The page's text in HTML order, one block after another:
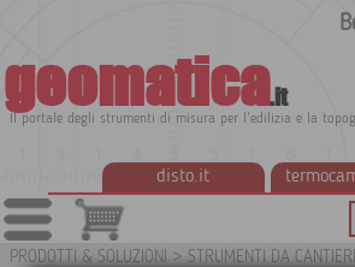
geomatica.it
Il portale degli strumenti di misura per l'edilizia e la
disto.it
PRODOTTI & SOLUZIONI > STRUMENTI DA